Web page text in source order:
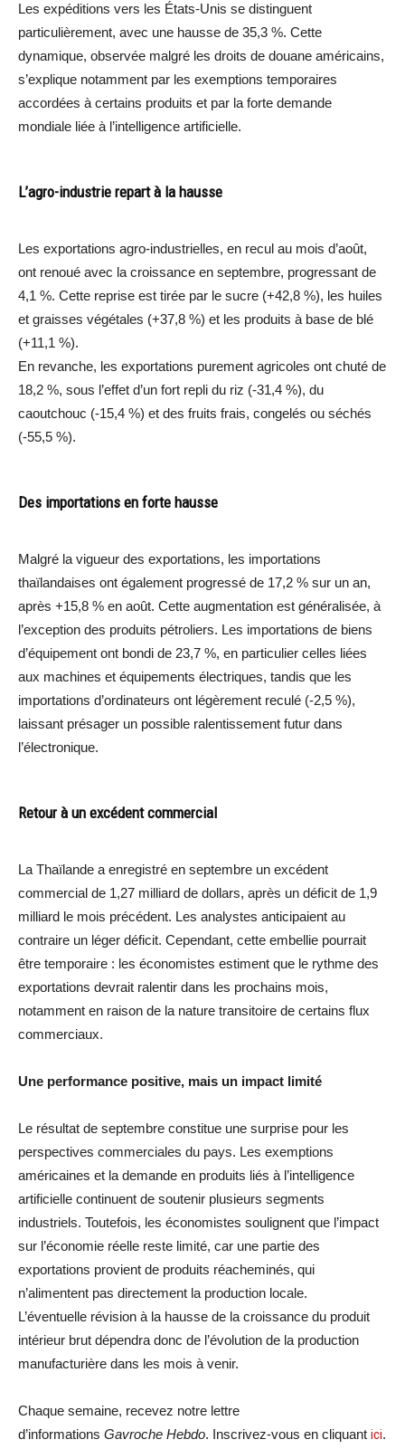
Les expéditions vers les États-Unis se distinguent
particulièrement, avec une hausse de 35,3 %. Cette
dynamique, observée malgré les droits de douane américains,
s’explique notamment par les exemptions temporaires
accordées à certains produits et par la forte demande
mondiale liée à l’intelligence artificielle.
L’agro-industrie repart à la hausse
Les exportations agro-industrielles, en recul au mois d’août,
ont renoué avec la croissance en septembre, progressant de
4,1 %. Cette reprise est tirée par le sucre (+42,8 %), les huiles
et graisses végétales (+37,8 %) et les produits à base de blé
(+11,1 %).
En revanche, les exportations purement agricoles ont chuté de
18,2 %, sous l’effet d’un fort repli du riz (-31,4 %), du
caoutchouc (-15,4 %) et des fruits frais, congelés ou séchés
(-55,5 %).
Des importations en forte hausse
Malgré la vigueur des exportations, les importations
thaïlandaises ont également progressé de 17,2 % sur un an,
après +15,8 % en août. Cette augmentation est généralisée, à
l’exception des produits pétroliers. Les importations de biens
d’équipement ont bondi de 23,7 %, en particulier celles liées
aux machines et équipements électriques, tandis que les
importations d’ordinateurs ont légèrement reculé (-2,5 %),
laissant présager un possible ralentissement futur dans
l’électronique.
Retour à un excédent commercial
La Thaïlande a enregistré en septembre un excédent
commercial de 1,27 milliard de dollars, après un déficit de 1,9
milliard le mois précédent. Les analystes anticipaient au
contraire un léger déficit. Cependant, cette embellie pourrait
être temporaire : les économistes estiment que le rythme des
exportations devrait ralentir dans les prochains mois,
notamment en raison de la nature transitoire de certains flux
commerciaux.
Une performance positive, mais un impact limité
Le résultat de septembre constitue une surprise pour les
perspectives commerciales du pays. Les exemptions
américaines et la demande en produits liés à l’intelligence
artificielle continuent de soutenir plusieurs segments
industriels. Toutefois, les économistes soulignent que l’impact
sur l’économie réelle reste limité, car une partie des
exportations provient de produits réacheminés, qui
n’alimentent pas directement la production locale.
L’éventuelle révision à la hausse de la croissance du produit
intérieur brut dépendra donc de l’évolution de la production
manufacturière dans les mois à venir.
Chaque semaine, recevez notre lettre
d’informations Gavroche Hebdo. Inscrivez-vous en cliquant ici.